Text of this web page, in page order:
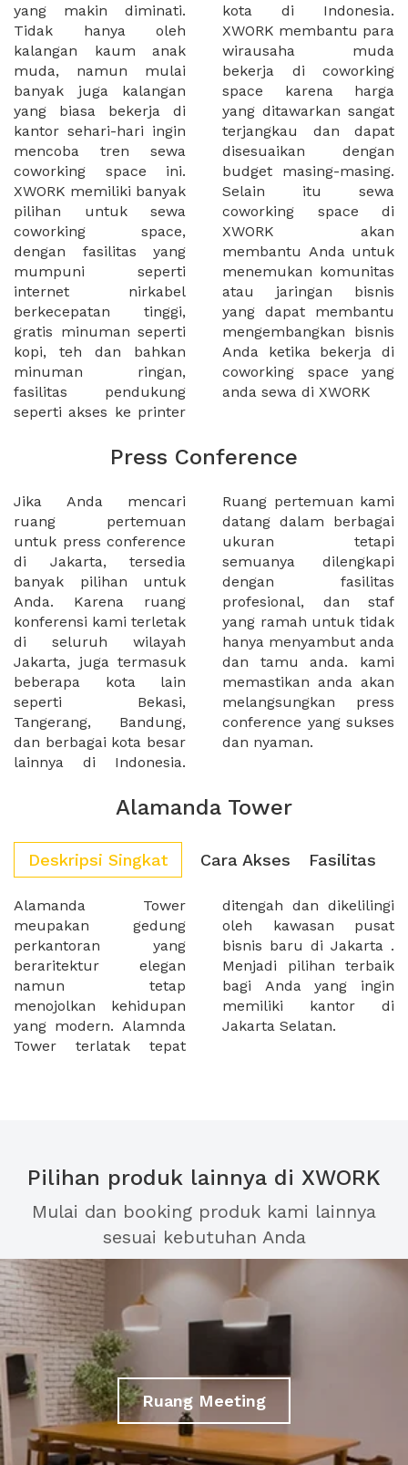
yang makin diminati.
Tidak hanya oleh
kalangan kaum anak
muda, namun mulai
banyak juga kalangan
yang biasa bekerja di
kantor sehari-hari ingin
mencoba tren sewa
coworking space ini.
XWORK memiliki banyak
pilihan untuk sewa
coworking space,
dengan fasilitas yang
mumpuni seperti
internet nirkabel
berkecepatan tinggi,
gratis minuman seperti
kopi, teh dan bahkan
minuman ringan,
fasilitas pendukung
seperti akses ke printer
kota di Indonesia.
XWORK membantu para
wirausaha muda
bekerja di coworking
space karena harga
yang ditawarkan sangat
terjangkau dan dapat
disesuaikan dengan
budget masing-masing.
Selain itu sewa
coworking space di
XWORK akan
membantu Anda untuk
menemukan komunitas
atau jaringan bisnis
yang dapat membantu
mengembangkan bisnis
Anda ketika bekerja di
coworking space yang
anda sewa di XWORK
Press Conference
Jika Anda mencari
ruang pertemuan
untuk press conference
di Jakarta, tersedia
banyak pilihan untuk
Anda. Karena ruang
konferensi kami terletak
di seluruh wilayah
Jakarta, juga termasuk
beberapa kota lain
seperti Bekasi,
Tangerang, Bandung,
dan berbagai kota besar
lainnya di Indonesia.
Ruang pertemuan kami
datang dalam berbagai
ukuran tetapi
semuanya dilengkapi
dengan fasilitas
profesional, dan staf
yang ramah untuk tidak
hanya menyambut anda
dan tamu anda. kami
memastikan anda akan
melangsungkan press
conference yang sukses
dan nyaman.
Alamanda Tower
Deskripsi Singkat Cara Akses Fasilitas
Alamanda Tower
meupakan gedung
perkantoran yang
beraritektur elegan
namun tetap
menojolkan kehidupan
yang modern. Alamnda
Tower terlatak tepat
ditengah dan dikelilingi
oleh kawasan pusat
bisnis baru di Jakarta .
Menjadi pilihan terbaik
bagi Anda yang ingin
memiliki kantor di
Jakarta Selatan.
Pilihan produk lainnya di XWORK
Mulai dan booking produk kami lainnya
sesuai kebutuhan Anda
Ruang Meeting